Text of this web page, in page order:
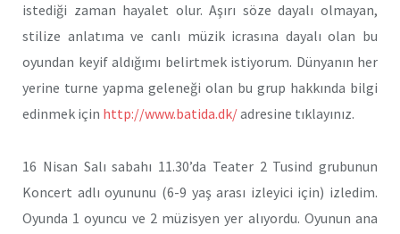
istediği zaman hayalet olur. Aşırı söze dayalı olmayan,
stilize anlatıma ve canlı müzik icrasına dayalı olan bu
oyundan keyif aldığımı belirtmek istiyorum. Dünyanın her
yerine turne yapma geleneği olan bu grup hakkında bilgi
edinmek için http://www.batida.dk/adresine tıklayınız.
16 Nisan Salı sabahı 11.30’da Teater 2 Tusind grubunun
Koncert adlı oyununu (6-9 yaş arası izleyici için) izledim.
Oyunda 1 oyuncu ve 2 müzisyen yer alıyordu. Oyunun ana